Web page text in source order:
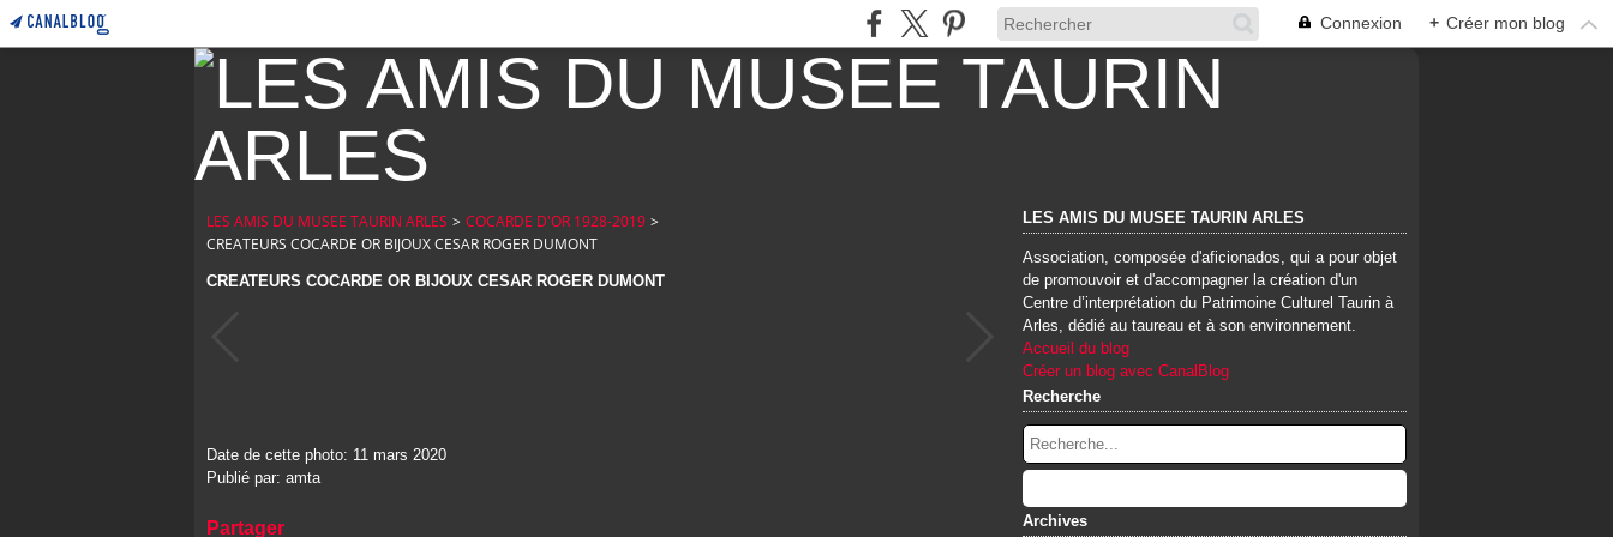
Connexion + Créer mon blog
LES AMIS DU MUSEE TAURIN ARLES > COCARDE D'OR 1928-2019 >
CREATEURS COCARDE OR BIJOUX CESAR ROGER DUMONT
CREATEURS COCARDE OR BIJOUX CESAR ROGER DUMONT
Date de cette photo: 11 mars 2020
Publié par: amta
Partager
LES AMIS DU MUSEE TAURIN ARLES
Association, composée d'aficionados, qui a pour objet
de promouvoir et d'accompagner la création d'un
Centre d’interprétation du Patrimoine Culturel Taurin à
Arles, dédié au taureau et à son environnement.
Accueil du blog
Créer un blog avec CanalBlog
Recherche
Archives